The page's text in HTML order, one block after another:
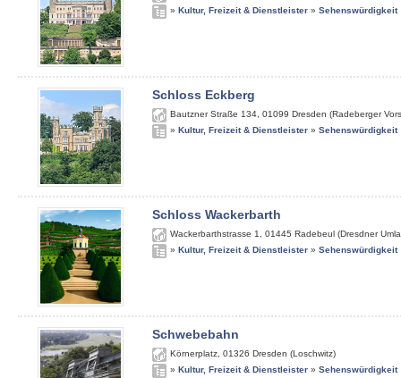
» Kultur, Freizeit & Dienstleister » Sehenswürdigkeit
Schloss Eckberg
Bautzner Straße 134 01099 Dresden (Radeberger
» Kultur, Freizeit & Dienstleister » Sehenswürdigkeit
Schloss Wackerbarth
Wackerbarthstrasse 1 01445 Radebeul (Dresdner
» Kultur, Freizeit & Dienstleister » Sehenswürdigkeit
Schwebebahn
Körnerplatz 01326 Dresden (Loschwitz)
» Kultur, Freizeit & Dienstleister » Sehenswürdigkeit